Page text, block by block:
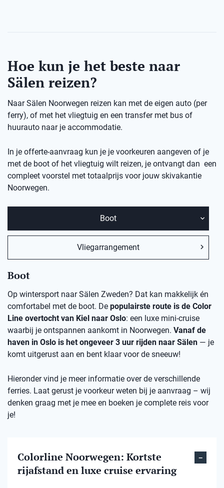
Hoe kun je het beste naar
Sälen reizen?
Naar Sälen Noorwegen reizen kan met de eigen auto (per
ferry), of met het vliegtuig en een transfer met bus of
huurauto naar je accommodatie.
In je offerte-aanvraag kun je je voorkeuren aangeven of je
met de boot of het vliegtuig wilt reizen, je ontvangt dan een
compleet voorstel met totaalprijs voor jouw skivakantie
Noorwegen.
Boot
Vliegarrangement
Boot
Op wintersport naar Sälen Zweden? Dat kan makkelijk én
comfortabel met de boot. De populairste route is de Color
Line overtocht van Kiel naar Oslo: een luxe mini-cruise
waarbij je ontspannen aankomt in Noorwegen. Vanaf de
haven in Oslo is het ongeveer 3 uur rijden naar Sälen — je
komt uitgerust aan en bent klaar voor de sneeuw!
Hieronder vind je meer informatie over de verschillende
ferries. Laat gerust je voorkeur weten bij je aanvraag – wij
denken graag met je mee en boeken je complete reis voor
je!
Colorline Noorwegen: Kortste
rijafstand en luxe cruise ervaring